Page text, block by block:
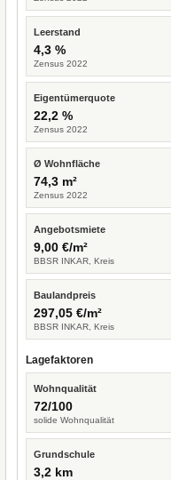
Leerstand
4,3 %
Zensus 2022
Eigentümerquote
22,2 %
Zensus 2022
Ø Wohnfläche
74,3 m²
Zensus 2022
Angebotsmiete
9,00 €/m²
BBSR INKAR, Kreis
Baulandpreis
297,05 €/m²
BBSR INKAR, Kreis
Lagefaktoren
Wohnqualität
72/100
solide Wohnqualität
Grundschule
3,2 km